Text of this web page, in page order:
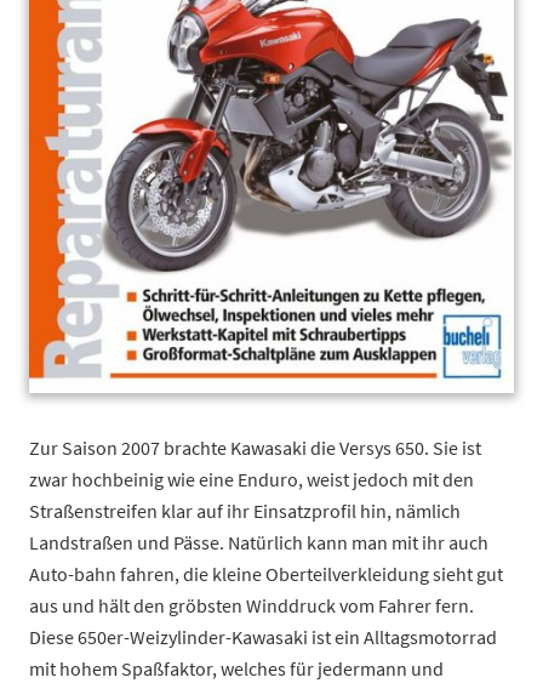
Zur Saison 2007 brachte Kawasaki die Versys 650. Sie ist
zwar hochbeinig wie eine Enduro, weist jedoch mit den
Straßenstreifen klar auf ihr Einsatzprofil hin, nämlich
Landstraßen und Pässe. Natürlich kann man mit ihr auch
Auto-bahn fahren, die kleine Oberteilverkleidung sieht gut
aus und hält den gröbsten Winddruck vom Fahrer fern.
Diese 650er-Weizylinder-Kawasaki ist ein Alltagsmotorrad
mit hohem Spaßfaktor, welches für jedermann und